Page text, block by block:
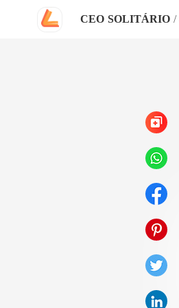
CEO SOLITÁRIO /